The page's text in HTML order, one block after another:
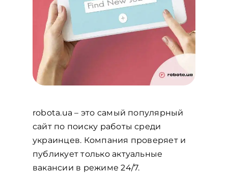
robota.ua – это самый популярный
сайт по поиску работы среди
украинцев. Компания проверяет и
публикует только актуальные
вакансии в режиме 24/7.